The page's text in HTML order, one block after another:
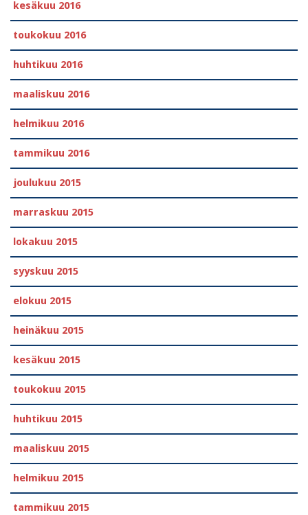
kesäkuu 2016
toukokuu 2016
huhtikuu 2016
maaliskuu 2016
helmikuu 2016
tammikuu 2016
joulukuu 2015
marraskuu 2015
lokakuu 2015
syyskuu 2015
elokuu 2015
heinäkuu 2015
kesäkuu 2015
toukokuu 2015
huhtikuu 2015
maaliskuu 2015
helmikuu 2015
tammikuu 2015